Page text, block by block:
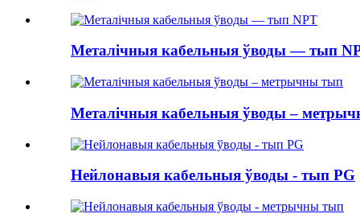
Металічныя кабельныя ўводы — тып
Металічныя кабельныя ўводы –
Нейлонавыя кабельныя ўводы - тып PG